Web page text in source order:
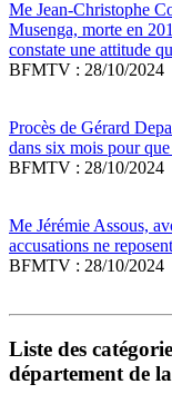
Me Jean-Christophe
Musenga, morte en
constate une attitude
BFMTV : 28/10/2024
Procès de Gérard
dans six mois pour
BFMTV : 28/10/2024
Me Jérémie Assous,
accusations ne
BFMTV : 28/10/2024
Liste des
département de